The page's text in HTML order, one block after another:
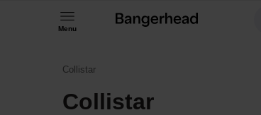
Menu
Collistar
Collistar